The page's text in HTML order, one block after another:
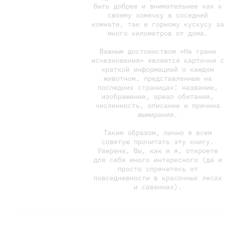
быть добрее и внимательнее как к
своему хомячку в соседней
комнате, так и горному кускусу за
много километров от дома.
Важным достоинством «На грани
исчезновения» являются карточки с
краткой информацией о каждом
животном, представленные на
последних страницах: название,
изображение, ареал обитания,
численность, описание и причина
вымирания.
Таким образом, лично я всем
советую прочитать эту книгу.
Уверена, Вы, как и я, откроете
для себя много интересного (да и
просто спрячетесь от
повседневности в красочных лесах
и саваннах).